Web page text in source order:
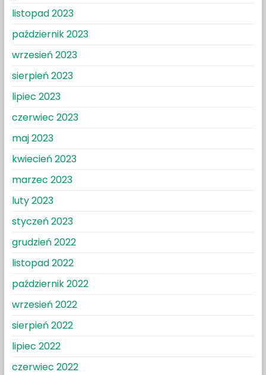
listopad 2023
październik 2023
wrzesień 2023
sierpień 2023
lipiec 2023
czerwiec 2023
maj 2023
kwiecień 2023
marzec 2023
luty 2023
styczeń 2023
grudzień 2022
listopad 2022
październik 2022
wrzesień 2022
sierpień 2022
lipiec 2022
czerwiec 2022